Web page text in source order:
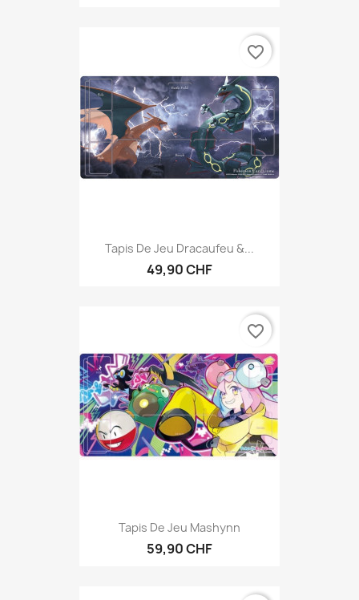
Tapis De Jeu Dracaufeu &...
49,90 CHF
favorite_border
Tapis De Jeu Mashynn
59,90 CHF
favorite_border